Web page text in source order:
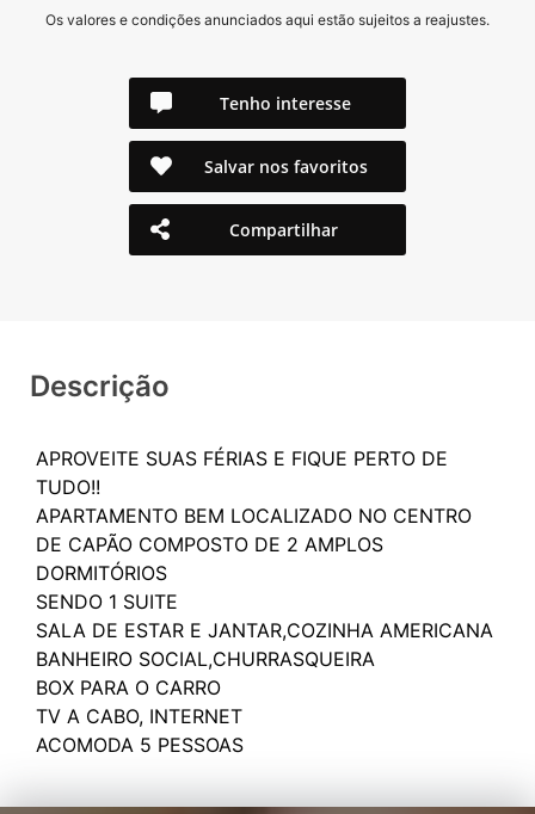
Os valores e condições anunciados aqui estão sujeitos a reajustes.
Tenho interesse
Salvar nos favoritos
Compartilhar
Descrição
APROVEITE SUAS FÉRIAS E FIQUE PERTO DE
TUDO!!
APARTAMENTO BEM LOCALIZADO NO CENTRO
DE CAPÃO COMPOSTO DE 2 AMPLOS
DORMITÓRIOS
SENDO 1 SUITE
SALA DE ESTAR E JANTAR,COZINHA AMERICANA
BANHEIRO SOCIAL,CHURRASQUEIRA
BOX PARA O CARRO
TV A CABO, INTERNET